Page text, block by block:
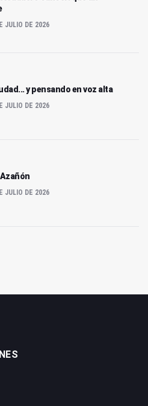
JULIO DE 2026
y pensando en voz alta
JULIO DE 2026
Azañón
JULIO DE 2026